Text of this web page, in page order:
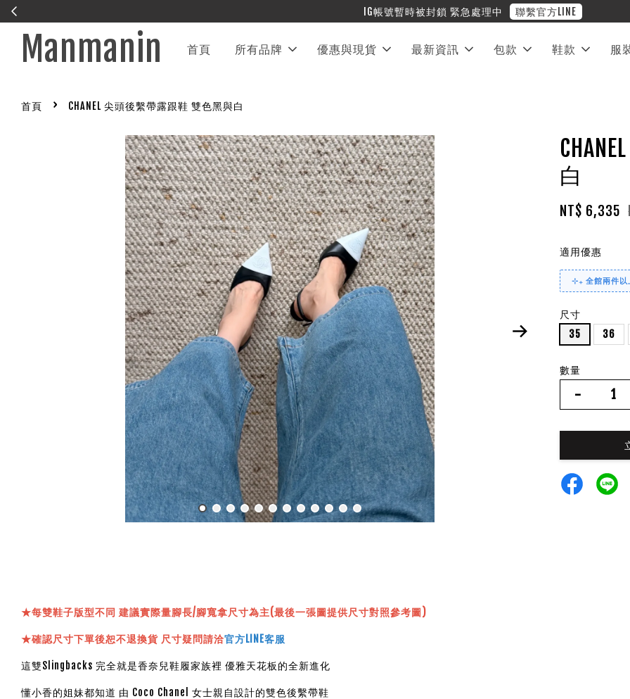
❤︎ 全館滿兩萬享免運
Manmanin 首頁 所有品牌 優惠與現貨 最新資訊 包款 鞋款 服
首頁 › CHANEL 尖頭後繫帶露跟鞋 雙色黑與白
白
NT$ 6,335
適用優惠
⊹₊ 全館兩件
尺寸
35
36
數量
-
★每雙鞋子版型不同 建議實際量腳長/腳寬拿尺寸為主(最後一張圖提供尺寸對照參考圖)
★確認尺寸下單後恕不退換貨 尺寸疑問請洽官方LINE客服
這雙Slingbacks 完全就是香奈兒鞋履家族裡 優雅天花板的全新進化
懂小香的姐妹都知道 由 Coco Chanel 女士親自設計的雙色後繫帶鞋